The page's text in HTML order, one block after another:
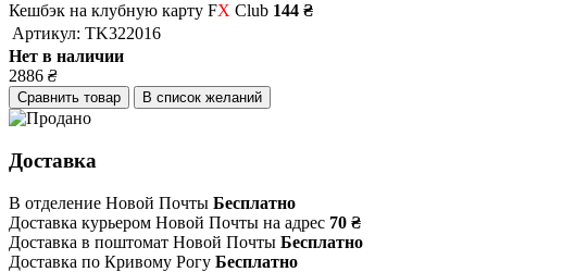
Кешбэк на клубную карту FX Club 144 ₴
Артикул: TK322016
Нет в наличии
2886 ₴
Сравнить товар В список желаний
Доставка
В отделение Новой Почты Бесплатно
Доставка курьером Новой Почты на адрес 70 ₴
Доставка в поштомат Новой Почты Бесплатно
Доставка по Кривому Рогу Бесплатно